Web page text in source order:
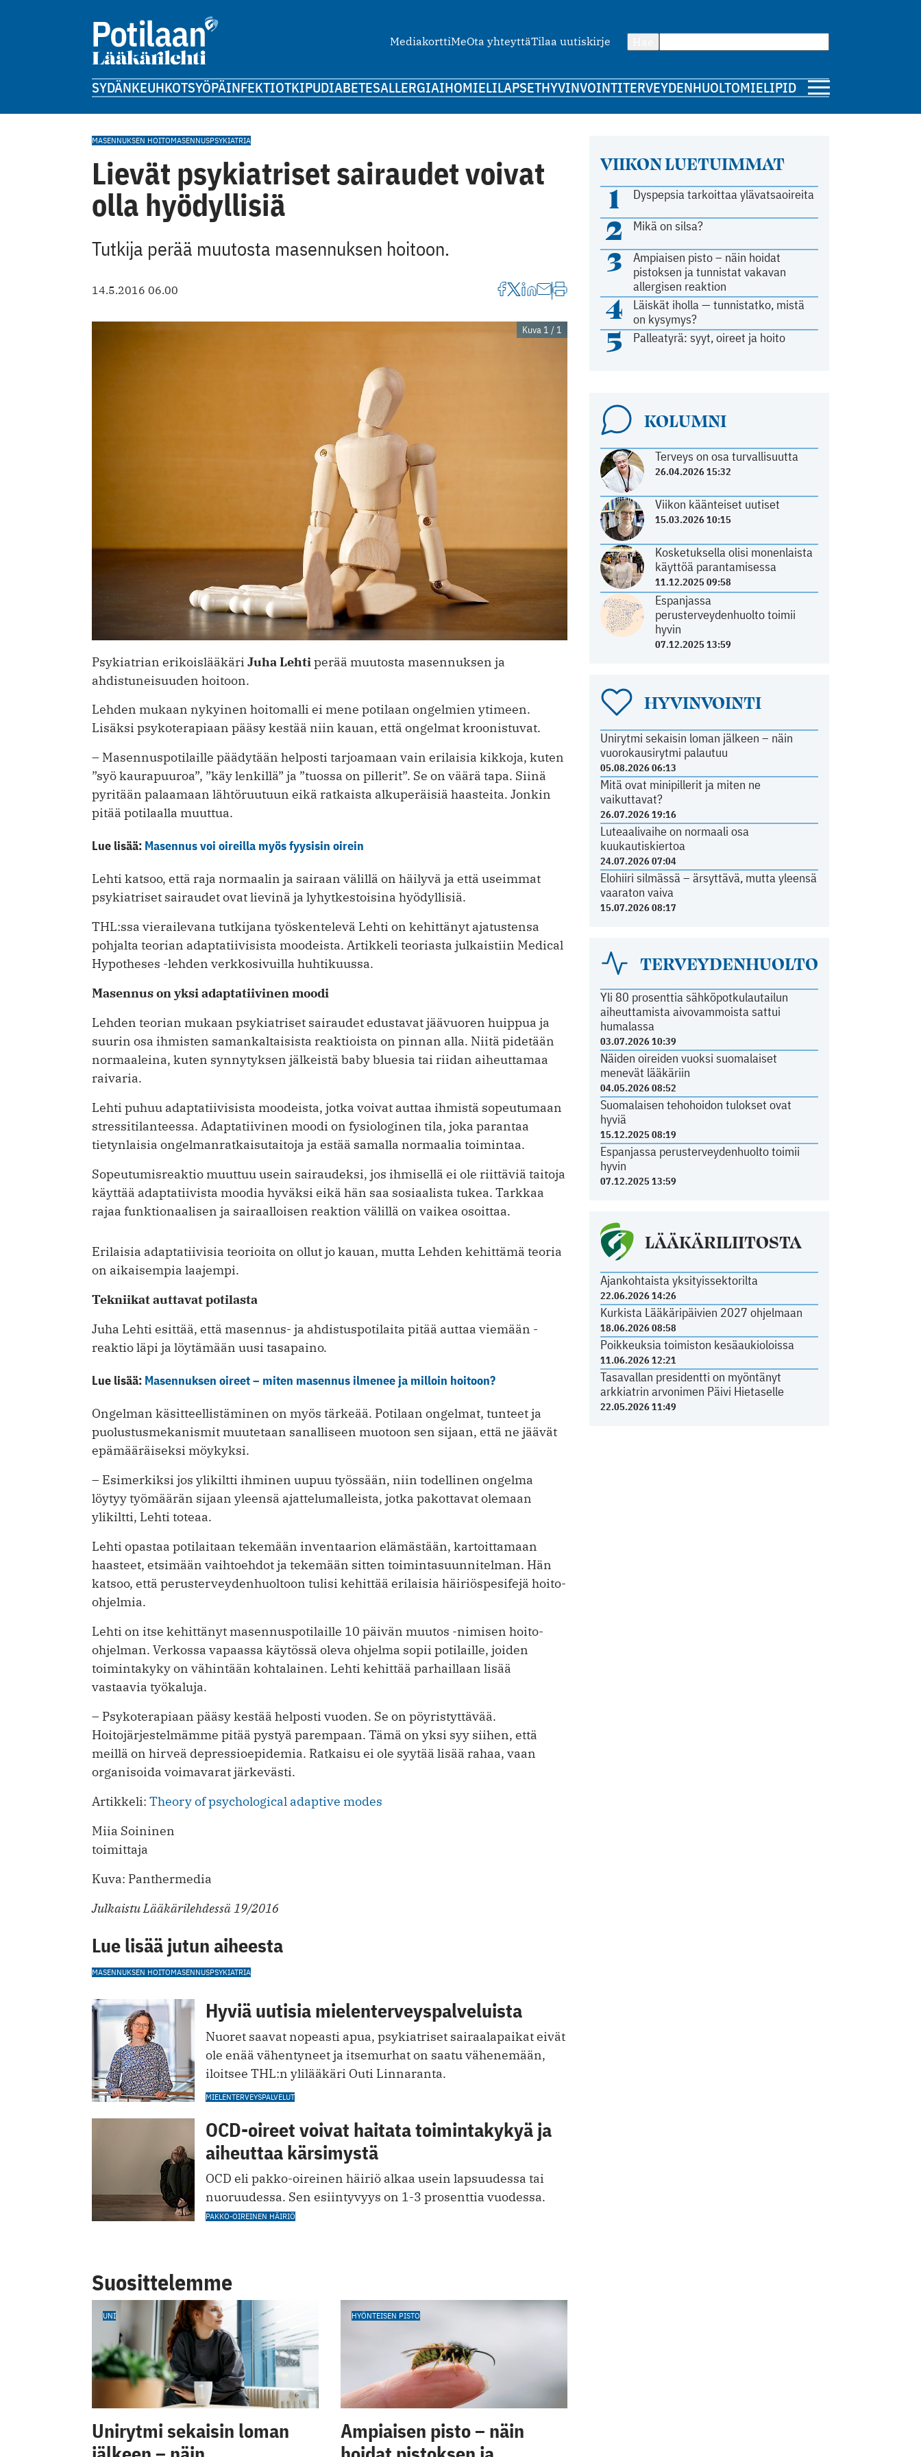
MediakorttiMeOta yhteyttäTilaa uutiskirje
SYDÄNKEUHKOTSYÖPÄINFEKTIOTKIPUDIABETESALLERGIAIHOMIELILAPSETHYVINVOINTITERVEYDENHUOLTOMIELIPIDE
VIIKON LUETUIMMAT
1 Dyspepsia tarkoittaa ylävatsaoireita
2 Mikä on silsa?
3
Ampiaisen pisto – näin hoidat
pistoksen ja tunnistat vakavan
allergisen reaktion
4
Läiskät iholla — tunnistatko, mistä
on kysymys?
5 Palleatyrä: syyt, oireet ja hoito
KOLUMNI
Terveys on osa turvallisuutta
26.04.2026 15:32
Viikon käänteiset uutiset
15.03.2026 10:15
Kosketuksella olisi monenlaista
käyttöä parantamisessa
11.12.2025 09:58
Espanjassa
perusterveydenhuolto toimii
hyvin
07.12.2025 13:59
HYVINVOINTI
Unirytmi sekaisin loman jälkeen – näin
vuorokausirytmi palautuu
05.08.2026 06:13
Mitä ovat minipillerit ja miten ne
vaikuttavat?
26.07.2026 19:16
Luteaalivaihe on normaali osa
kuukautiskiertoa
24.07.2026 07:04
Elohiiri silmässä – ärsyttävä, mutta yleensä
vaaraton vaiva
15.07.2026 08:17
TERVEYDENHUOLTO
Yli 80 prosenttia sähköpotkulautailun
aiheuttamista aivovammoista sattui
humalassa
03.07.2026 10:39
Näiden oireiden vuoksi suomalaiset
menevät lääkäriin
04.05.2026 08:52
Suomalaisen tehohoidon tulokset ovat
hyviä
15.12.2025 08:19
Espanjassa perusterveydenhuolto toimii
hyvin
07.12.2025 13:59
LÄÄKÄRILIITOSTA
Ajankohtaista yksityissektorilta
22.06.2026 14:26
Kurkista Lääkäripäivien 2027 ohjelmaan
18.06.2026 08:58
Poikkeuksia toimiston kesäaukioloissa
11.06.2026 12:21
Tasavallan presidentti on myöntänyt
arkkiatrin arvonimen Päivi Hietaselle
22.05.2026 11:49
MASENNUKSEN HOITOMASENNUSPSYKIATRIA
Lievät psykiatriset sairaudet voivat
olla hyödyllisiä
Tutkija perää muutosta masennuksen hoitoon.
14.5.2016 06.00
Kuva 1 / 1
Psykiatrian erikoislääkäri Juha Lehti perää muutosta masennuksen ja
ahdistuneisuuden hoitoon.
Lehden mukaan nykyinen hoitomalli ei mene potilaan ongelmien ytimeen.
Lisäksi psykoterapiaan pääsy kestää niin kauan, että ongelmat kroonistuvat.
– Masennuspotilaille päädytään helposti tarjoamaan vain erilaisia kikkoja, kuten
”syö kaurapuuroa”, ”käy lenkillä” ja ”tuossa on pillerit”. Se on väärä tapa. Siinä
pyritään palaamaan lähtöruutuun eikä ratkaista alkuperäisiä haasteita. Jonkin
pitää potilaalla muuttua.
Lue lisää: Masennus voi oireilla myös fyysisin oirein
Lehti katsoo, että raja normaalin ja sairaan välillä on häilyvä ja että useimmat
psykiatriset sairaudet ovat lievinä ja lyhytkestoisina hyödyllisiä.
THL:ssa vierailevana tutkijana työskentelevä Lehti on kehittänyt ajatustensa
pohjalta teorian adaptatiivisista moodeista. Artikkeli teoriasta julkaistiin Medical
Hypotheses -lehden verkkosivuilla huhtikuussa.
Masennus on yksi adaptatiivinen moodi
Lehden teorian mukaan psykiatriset sairaudet edustavat jäävuoren huippua ja
suurin osa ihmisten samankaltaisista reaktioista on pinnan alla. Niitä pidetään
normaaleina, kuten synnytyksen jälkeistä baby bluesia tai riidan aiheuttamaa
raivaria.
Lehti puhuu adaptatiivisista moodeista, jotka voivat auttaa ihmistä sopeutumaan
stressitilanteessa. Adaptatiivinen moodi on fysiologinen tila, ­joka parantaa
tietynlaisia ongelmanratkaisutaitoja ja estää samalla normaalia toimintaa.
Sopeutumisreaktio muuttuu usein sairaudeksi, jos ihmisellä ei ole riittäviä taitoja
käyttää adaptatiivista moodia ­hyväksi eikä hän saa sosiaalista tukea. Tarkkaa
rajaa funktionaalisen ja sairaalloisen reaktion välillä on vaikea osoittaa.
Erilaisia adaptatiivisia teorioita on ollut jo kauan, mutta Lehden kehittämä teoria
on aikaisempia laajempi.
Tekniikat auttavat potilasta
Juha Lehti esittää, että masennus- ja ahdistuspotilaita pitää auttaa viemään ­
reaktio läpi ja löytämään uusi tasapaino.
Lue lisää: Masennuksen oireet – miten masennus ilmenee ja milloin hoitoon?
Ongelman käsitteellistäminen on myös tärkeää. Potilaan ongelmat, tunteet ja
puolustusmekanismit muutetaan sanalliseen muotoon sen sijaan, että ne jäävät
epämääräiseksi möykyksi.
– Esimerkiksi jos ylikiltti ihminen uupuu työssään, niin todellinen ongelma
löytyy työmäärän sijaan yleensä ajattelumalleista, jotka pakottavat olemaan
ylikiltti, Lehti toteaa.
Lehti opastaa potilaitaan tekemään inventaarion elämästään, kartoittamaan
haasteet, etsimään vaihtoehdot ja tekemään sitten toimintasuunnitelman. Hän
katsoo, että perusterveydenhuoltoon tulisi kehittää erilaisia häiriöspesifejä hoito-
ohjelmia.
Lehti on itse kehittänyt masennus­potilaille 10 päivän muutos -nimisen hoito-
ohjelman. Verkossa vapaassa käytössä oleva ohjelma sopii potilaille, joiden
toimintakyky on vähintään kohtalainen. Lehti kehittää parhaillaan lisää
vastaavia työkaluja.
– Psykoterapiaan pääsy kestää helposti vuoden. Se on pöyristyttävää.
Hoitojärjestelmämme pitää pystyä parempaan. Tämä on yksi syy siihen, että
meillä on hirveä depressioepidemia. Ratkaisu ei ole syytää lisää rahaa, vaan
organisoida voimavarat järkevästi.
Artikkeli: Theory of psychological adaptive modes
Miia Soininen
toimittaja
Kuva: Panthermedia
Julkaistu Lääkärilehdessä 19/2016
Lue lisää jutun aiheesta
MASENNUKSEN HOITOMASENNUSPSYKIATRIA
Hyviä uutisia mielenterveyspalveluista
Nuoret saavat nopeasti apua, psykiatriset sairaalapaikat eivät
ole enää vähentyneet ja itsemurhat on saatu vähenemään,
iloitsee THL:n ylilääkäri Outi Linnaranta.
MIELENTERVEYSPALVELUT
OCD-oireet voivat haitata toimintakykyä ja
aiheuttaa kärsimystä
OCD eli pakko-oireinen häiriö alkaa usein lapsuudessa tai
nuoruudessa. Sen esiintyvyys on 1-3 prosenttia vuodessa.
PAKKO-OIREINEN HÄIRIÖ
Suosittelemme
UNI
Unirytmi sekaisin loman
HYÖNTEISEN PISTO
Ampiaisen pisto – näin